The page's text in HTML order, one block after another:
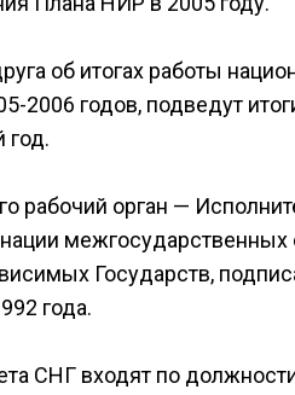
об итогах работы
годов, подведут
год.
рабочий орган —
межгосударственных
Государств,
года.
СНГ входят по